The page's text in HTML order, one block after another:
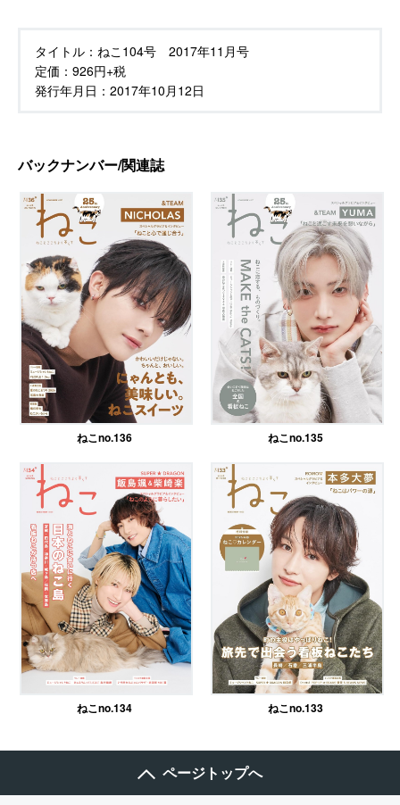
タイトル： ねこ104号 2017年11月号
定価： 926円+税
発行年月日： 2017年10月12日
バックナンバー/関連誌
ねこno.136 ねこno.135
ねこno.134 ねこno.133
ページトップへ